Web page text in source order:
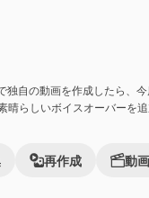
独自の動画を作成したら、
晴らしいボイスオーバーを
再作成 動